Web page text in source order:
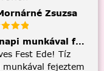
Zsuzsa
munkával
Fest Ede! Tíz
munkával fejeztem